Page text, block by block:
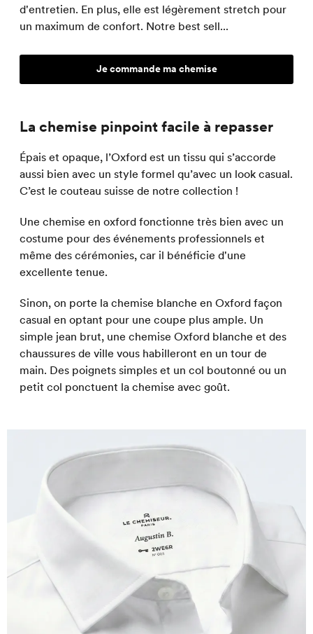
d'entretien. En plus, elle est légèrement stretch pour
un maximum de confort. Notre best sell...
Je commande ma chemise
La chemise pinpoint facile à repasser
Épais et opaque, l’Oxford est un tissu qui s’accorde
aussi bien avec un style formel qu’avec un look casual.
C’est le couteau suisse de notre collection !
Une chemise en oxford fonctionne très bien avec un
costume pour des événements professionnels et
même des cérémonies, car il bénéficie d'une
excellente tenue.
Sinon, on porte la chemise blanche en Oxford façon
casual en optant pour une coupe plus ample. Un
simple jean brut, une chemise Oxford blanche et des
chaussures de ville vous habilleront en un tour de
main. Des poignets simples et un col boutonné ou un
petit col ponctuent la chemise avec goût.